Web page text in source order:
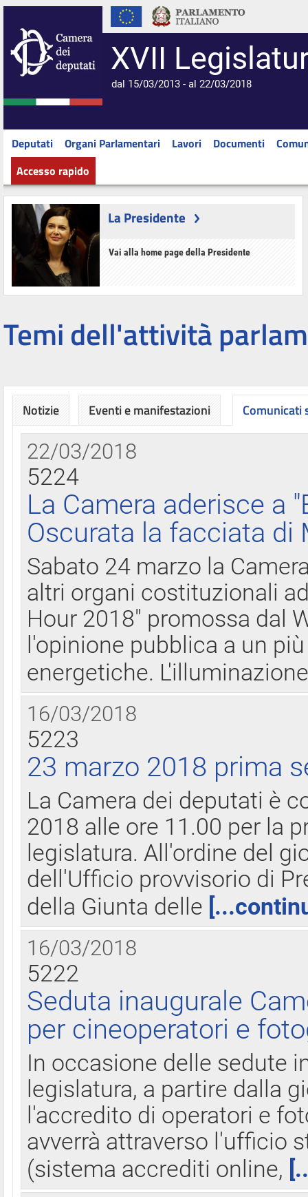
XVII
dal 15/03/2013 - al 22/03/2018
Deputati Organi Parlamentari Lavori Documenti
Accesso rapido
La Presidente
Vai alla home page della Presidente
Temi dell'attività
Notizie Eventi e manifestazioni Comunicati
22/03/2018
5224
La Camera aderisce a
Oscurata la facciata di
Sabato 24 marzo la
altri organi costituzionali
Hour 2018" promossa dal
l'opinione pubblica a un
energetiche.
16/03/2018
5223
23 marzo 2018 prima
La Camera dei deputati è
2018 alle ore 11.00 per la
legislatura. All'ordine del
dell'Ufficio provvisorio di
della Giunta delle
16/03/2018
5222
Seduta inaugurale
per cineoperatori e
In occasione delle sedute
legislatura, a partire dalla
l'accredito di operatori e
avverrà attraverso l'ufficio
(sistema accrediti online,